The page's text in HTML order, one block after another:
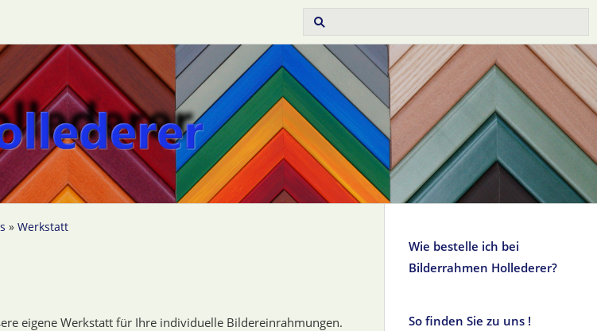
» Werkstatt
eigene Werkstatt für Ihre individuelle Bildereinrahmungen.
Wie bestelle ich bei
Bilderrahmen Hollederer?
So finden Sie zu uns !